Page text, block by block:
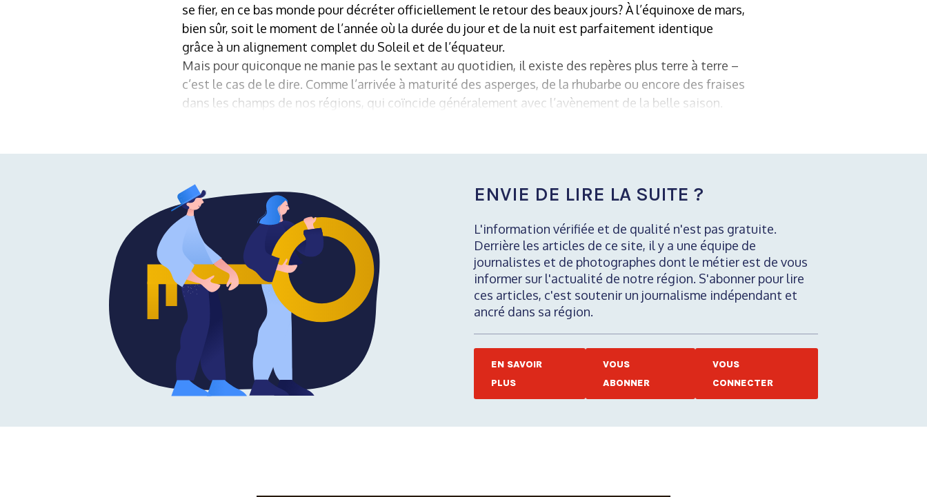
se fier, en ce bas monde pour décréter officiellement le retour des beaux jours? À l’équinoxe de mars,
bien sûr, soit le moment de l’année où la durée du jour et de la nuit est parfaitement identique
grâce à un alignement complet du Soleil et de l’équateur.
Mais pour quiconque ne manie pas le sextant au quotidien, il existe des repères plus terre à terre –
c’est le cas de le dire. Comme l’arrivée à maturité des asperges, de la rhubarbe ou encore des fraises
dans les champs de nos régions, qui coïncide généralement avec l’avènement de la belle saison.
ENVIE DE LIRE LA SUITE ?
L'information vérifiée et de qualité n'est pas gratuite.
Derrière les articles de ce site, il y a une équipe de
journalistes et de photographes dont le métier est de vous
informer sur l'actualité de notre région. S'abonner pour lire
ces articles, c'est soutenir un journalisme indépendant et
ancré dans sa région.
EN SAVOIR
PLUS
VOUS
ABONNER
VOUS
CONNECTER